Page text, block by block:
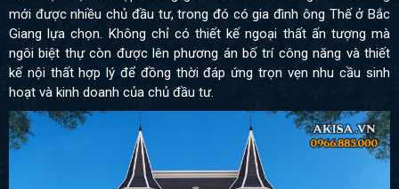
mới được nhiều chủ đầu tư, trong đó có gia đình ông Thế ở Bắc
Giang lựa chọn. Không chỉ có thiết kế ngoại thất ấn tượng mà
ngôi biệt thự còn được lên phương án bố trí công năng và thiết
kế nội thất hợp lý để đồng thời đáp ứng trọn vẹn nhu cầu sinh
hoạt và kinh doanh của chủ đầu tư.